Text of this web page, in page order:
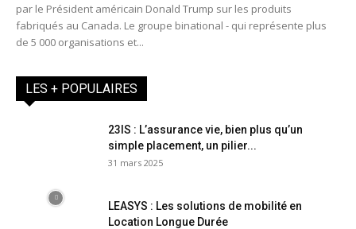
par le Président américain Donald Trump sur les produits
fabriqués au Canada. Le groupe binational - qui représente plus
de 5 000 organisations et...
LES + POPULAIRES
23IS : L’assurance vie, bien plus qu’un
simple placement, un pilier...
31 mars 2025
LEASYS : Les solutions de mobilité en
Location Longue Durée